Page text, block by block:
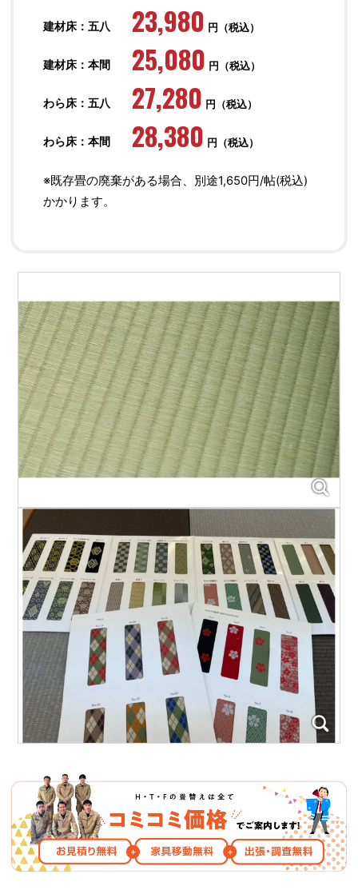
建材床：五八 23,980 円（税込）
建材床：本間 25,080 円（税込）
わら床：五八 27,280 円（税込）
わら床：本間 28,380 円（税込）
※既存畳の廃棄がある場合、別途1,650円/帖(税込)
かかります。